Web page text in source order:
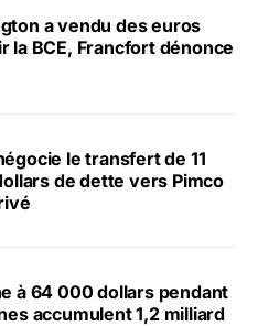
a vendu des euros
la BCE, Francfort dénonce
le transfert de 11
de dette vers Pimco
à 64 000 dollars pendant
accumulent 1,2 milliard